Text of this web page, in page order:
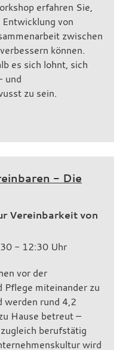
erfahren Sie,
von
zwischen
können.
es sich lohnt, sich
und
zu sein.
- Die
Vereinbarkeit von
- 12:30 Uhr
vor der
Pflege miteinander zu
werden rund 4,2
Hause betreut –
berufstätig
wird